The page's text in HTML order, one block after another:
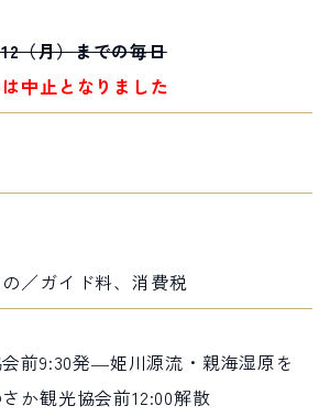
（月）までの毎日
中止となりました
／ガイド料、消費税
前9:30発―姫川源流・親海湿原を
か観光協会前12:00解散